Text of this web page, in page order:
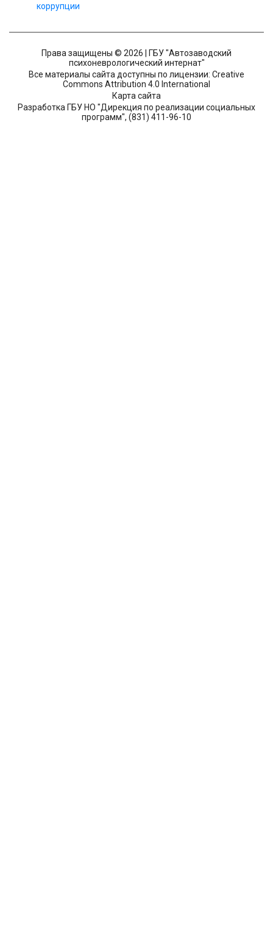
коррупции
Права защищены © 2026 | ГБУ "Автозаводский
психоневрологический интернат"
Все материалы сайта доступны по лицензии: Creative
Commons Attribution 4.0 International
Карта сайта
Разработка ГБУ НО "Дирекция по реализации социальных
программ", (831) 411-96-10